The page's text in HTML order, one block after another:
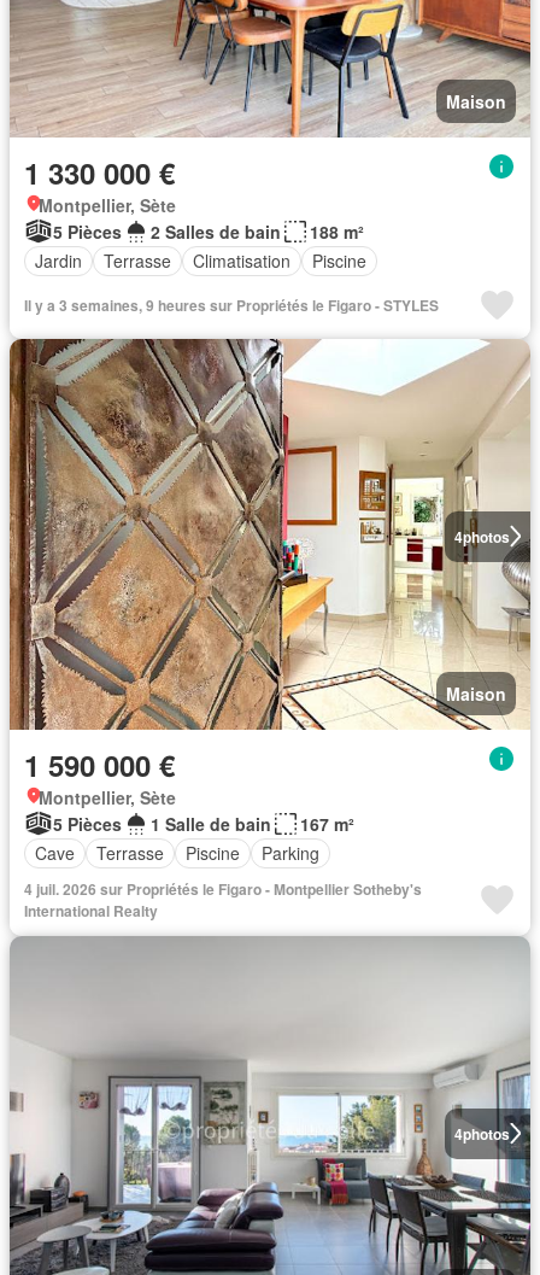
Maison
1 330 000 €
Montpellier, Sète
5 Pièces
2 Salles de bain
188 m²
Jardin
Terrasse Climatisation Piscine
Il y a 3 semaines, 9 heures sur Propriétés le Figaro - STYLES
4photos
Maison
1 590 000 €
Montpellier, Sète
5 Pièces
1 Salle de bain
167 m²
Cave
Terrasse Piscine Parking
4 juil. 2026 sur Propriétés le Figaro - Montpellier Sotheby's
International Realty
4photos